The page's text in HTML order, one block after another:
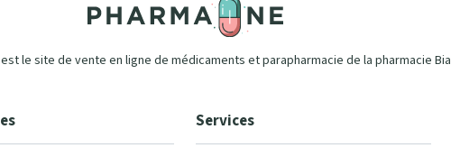
le site de vente en ligne de médicaments et parapharmacie de la pharmacie Bia
Services